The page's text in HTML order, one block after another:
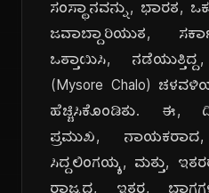
ಸಂಸ್ಥಾನವನ್ನು, ಭಾರತ,
ಜವಾಬ್ದಾರಿಯುತ,
ಒತ್ತಾಯಿಸಿ,
(Mysore Chalo)
ಹೆಚ್ಚಿಸಿಕೊಂಡಿತು. ಈ,
ಪ್ರಮುಖ,
ಸಿದ್ದಲಿಂಗಯ್ಯ, ಮತ್ತು,